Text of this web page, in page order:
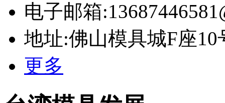
电子邮箱
地址:佛山模具城F座10
更多